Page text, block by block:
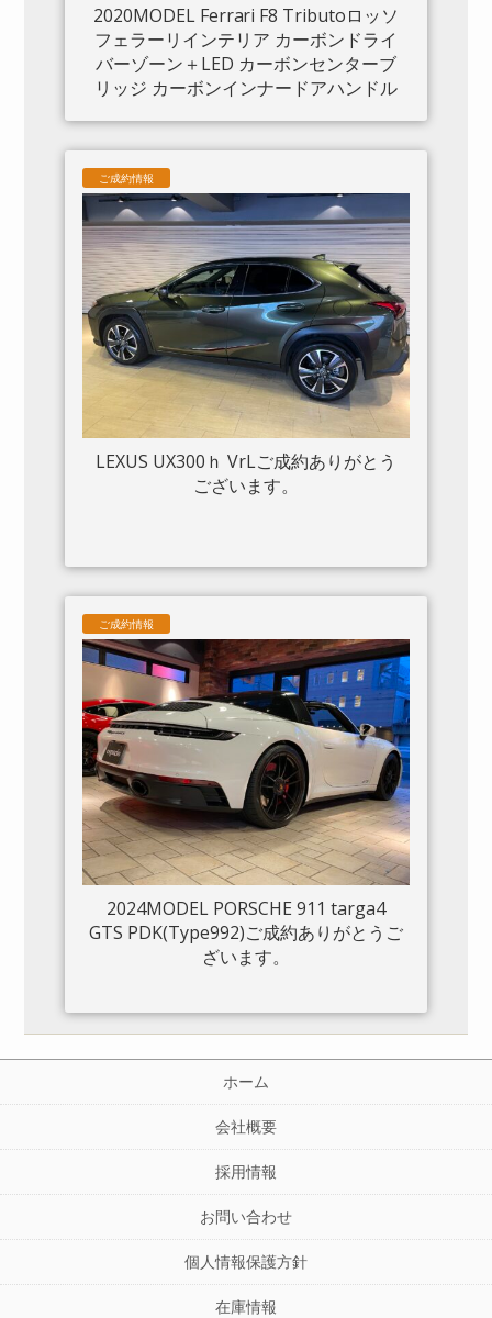
2020MODEL Ferrari F8 Tributoロッソ
フェラーリインテリア カーボンドライ
バーゾーン＋LED カーボンセンターブ
リッジ カーボンインナードアハンドル
ーディスプレイ アダプティブヘッドラ
イトシステム 入庫しました。
ご成約情報
LEXUS UX300ｈ VrLご成約ありがとう
ございます。
ご成約情報
2024MODEL PORSCHE 911 targa4
GTS PDK(Type992)ご成約ありがとうご
ざいます。
ホーム
会社概要
採用情報
お問い合わせ
個人情報保護方針
在庫情報